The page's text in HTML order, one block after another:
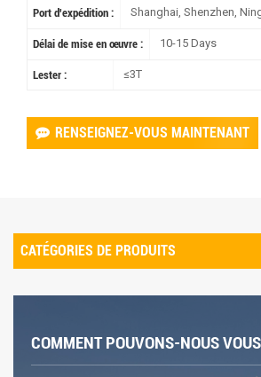
Port d'expédition : Shanghai, Shenzhen,
Délai de mise en œuvre : 10-15 Days
Lester : ≤3T
RENSEIGNEZ-VOUS MAINTENANT
CATÉGORIES DE PRODUITS
COMMENT POUVONS-NOUS